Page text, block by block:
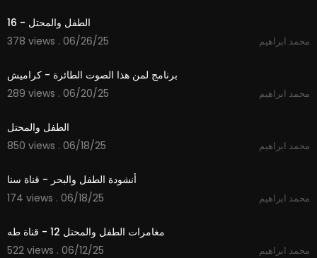
الطفل والمحتل - 16
378 views . 06/26/25
محمد ابراهيم
برنامج لمن هذا الصوت الطائرة - كراميش
289 views . 06/20/25
محمد ابراهيم
الطفل والمحتل
850 views . 06/18/25
محمد ابراهيم
أنشودة الطفل والبحر - قناة سنا
174 views . 06/18/25
محمد ابراهيم
مغامرات الطفل والمحتل 12 - قناة طه
522 views . 06/12/25
محمد ابراهيم